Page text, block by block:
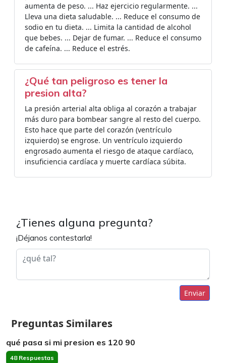
aumenta de peso. ... Haz ejercicio regularmente. ...
Lleva una dieta saludable. ... Reduce el consumo de
sodio en tu dieta. ... Limita la cantidad de alcohol
que bebes. ... Dejar de fumar. ... Reduce el consumo
de cafeína. ... Reduce el estrés.
¿Qué tan peligroso es tener la
presion alta?
La presión arterial alta obliga al corazón a trabajar
más duro para bombear sangre al resto del cuerpo.
Esto hace que parte del corazón (ventrículo
izquierdo) se engrose. Un ventrículo izquierdo
engrosado aumenta el riesgo de ataque cardíaco,
insuficiencia cardíaca y muerte cardíaca súbita.
¿Tienes alguna pregunta?
¡Déjanos contestarla!
Enviar
Preguntas Similares
qué pasa si mi presion es 120 90
48 Respuestas